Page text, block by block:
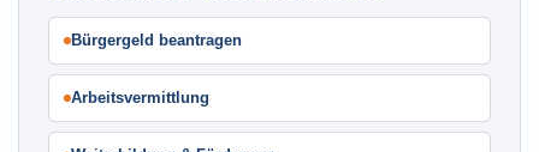
Bürgergeld beantragen
Arbeitsvermittlung